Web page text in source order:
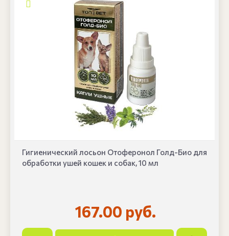
Гигиенический лосьон Отоферонол Голд-Био для
обработки ушей кошек и собак, 10 мл
167.00 руб.